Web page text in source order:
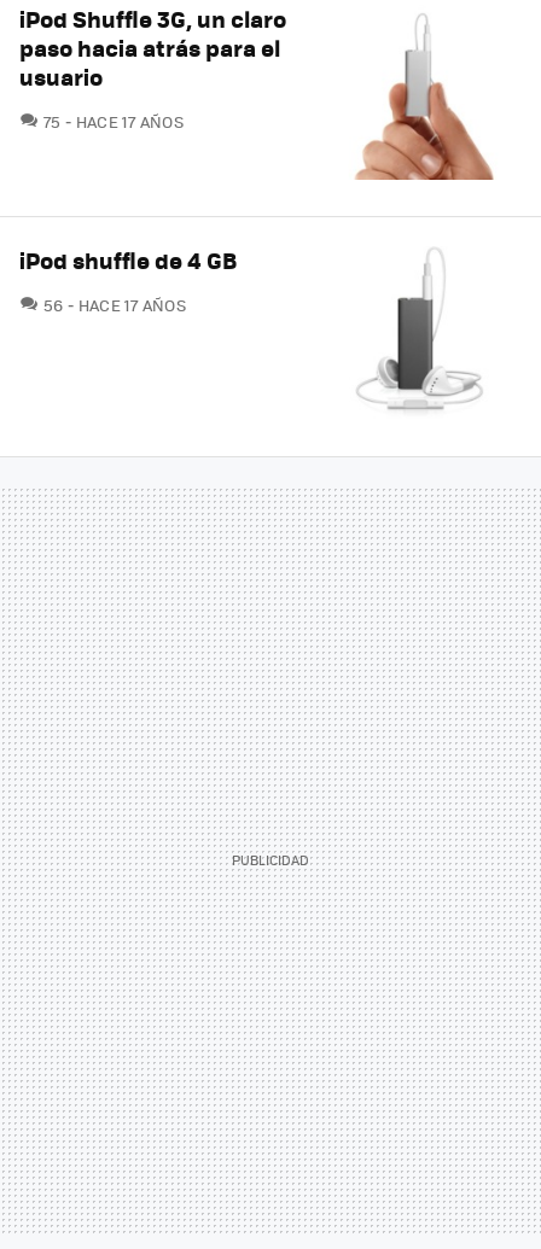
iPod Shuffle 3G, un claro
paso hacia atrás para el
usuario
75 COMENTARIOS
HACE 17 AÑOS
iPod shuffle de 4 GB
56 COMENTARIOS
HACE 17 AÑOS